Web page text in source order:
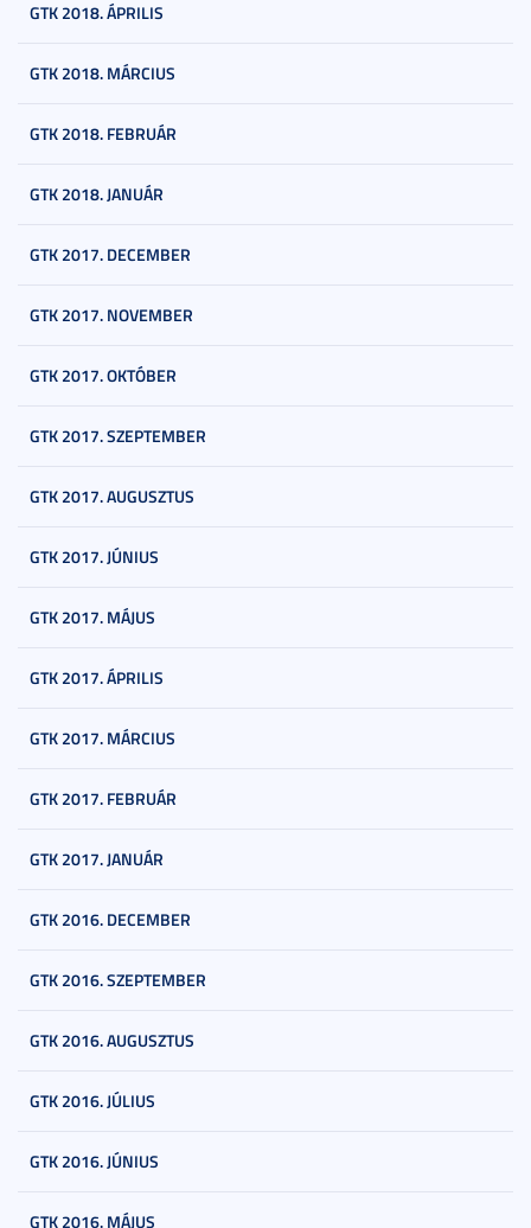
GTK 2018. ÁPRILIS
GTK 2018. MÁRCIUS
GTK 2018. FEBRUÁR
GTK 2018. JANUÁR
GTK 2017. DECEMBER
GTK 2017. NOVEMBER
GTK 2017. OKTÓBER
GTK 2017. SZEPTEMBER
GTK 2017. AUGUSZTUS
GTK 2017. JÚNIUS
GTK 2017. MÁJUS
GTK 2017. ÁPRILIS
GTK 2017. MÁRCIUS
GTK 2017. FEBRUÁR
GTK 2017. JANUÁR
GTK 2016. DECEMBER
GTK 2016. SZEPTEMBER
GTK 2016. AUGUSZTUS
GTK 2016. JÚLIUS
GTK 2016. JÚNIUS
GTK 2016. MÁJUS